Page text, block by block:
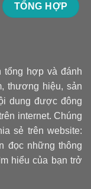
TỔNG HỢP
tổng hợp và đánh
thương hiệu, sản
dung được đông
internet. Chúng
sẻ trên website:
đọc những thông
hiểu của bạn trở